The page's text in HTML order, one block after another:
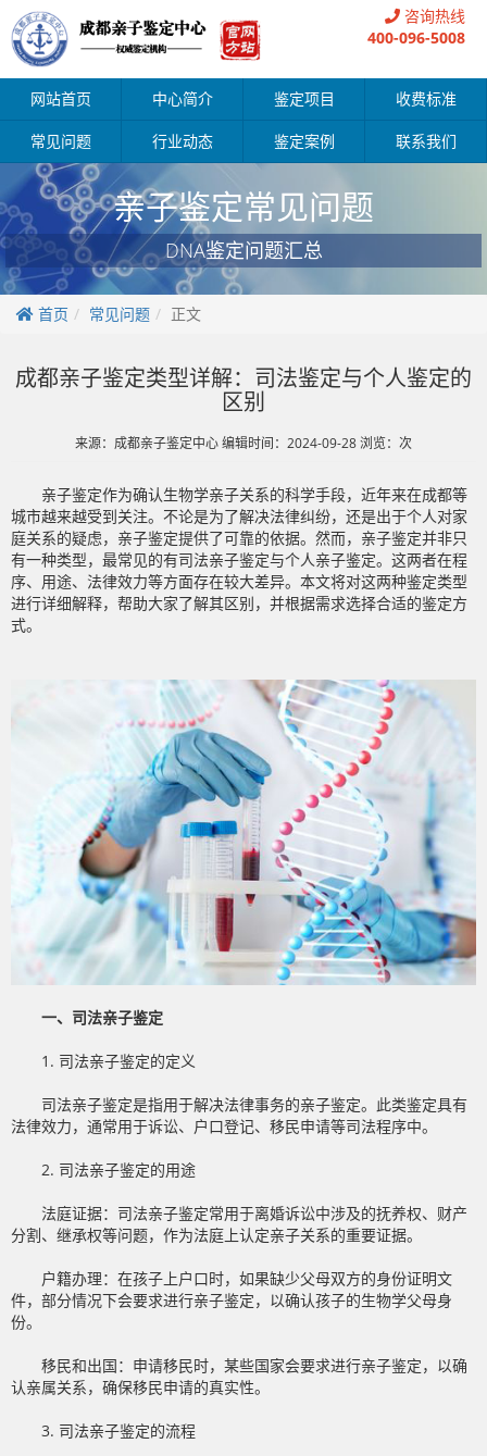
咨询热线
400-096-5008
网站首页 中心简介 鉴定项目 收费标准
常见问题 行业动态 鉴定案例 联系我们
亲子鉴定常见问题
DNA鉴定问题汇总
首页 常见问题 正文
成都亲子鉴定类型详解：司法鉴定与个人鉴定的
区别
来源：成都亲子鉴定中心 编辑时间：2024-09-28 浏览： 次
亲子鉴定作为确认生物学亲子关系的科学手段，近年来在成都等
城市越来越受到关注。不论是为了解决法律纠纷，还是出于个人对家
庭关系的疑虑，亲子鉴定提供了可靠的依据。然而，亲子鉴定并非只
有一种类型，最常见的有司法亲子鉴定与个人亲子鉴定。这两者在程
序、用途、法律效力等方面存在较大差异。本文将对这两种鉴定类型
进行详细解释，帮助大家了解其区别，并根据需求选择合适的鉴定方
式。
一、司法亲子鉴定
1. 司法亲子鉴定的定义
司法亲子鉴定是指用于解决法律事务的亲子鉴定。此类鉴定具有
法律效力，通常用于诉讼、户口登记、移民申请等司法程序中。
2. 司法亲子鉴定的用途
法庭证据：司法亲子鉴定常用于离婚诉讼中涉及的抚养权、财产
分割、继承权等问题，作为法庭上认定亲子关系的重要证据。
户籍办理：在孩子上户口时，如果缺少父母双方的身份证明文
件，部分情况下会要求进行亲子鉴定，以确认孩子的生物学父母身
份。
移民和出国：申请移民时，某些国家会要求进行亲子鉴定，以确
认亲属关系，确保移民申请的真实性。
3. 司法亲子鉴定的流程